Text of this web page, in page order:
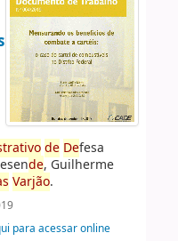
de Defesa
de, Guilherme
Varjão.
para acessar online